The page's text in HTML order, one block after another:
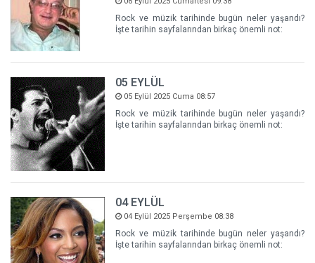
Rock ve müzik tarihinde bugün neler yaşandı?
İşte tarihin sayfalarından birkaç önemli not:
05 EYLÜL
05 Eylül 2025 Cuma 08:57
Rock ve müzik tarihinde bugün neler yaşandı?
İşte tarihin sayfalarından birkaç önemli not:
04 EYLÜL
04 Eylül 2025 Perşembe 08:38
Rock ve müzik tarihinde bugün neler yaşandı?
İşte tarihin sayfalarından birkaç önemli not: